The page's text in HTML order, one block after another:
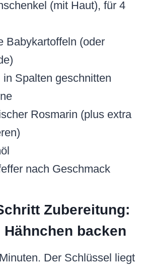
(mit Haut), für 4
Babykartoffeln (oder
in Spalten geschnitten
Rosmarin (plus extra
nach Geschmack
Zubereitung:
backen
Der Schlüssel liegt